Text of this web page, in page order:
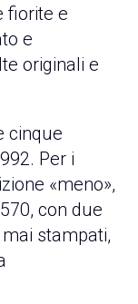
fiorite e
e
originali e
cinque
Per i
«meno»,
con due
stampati,